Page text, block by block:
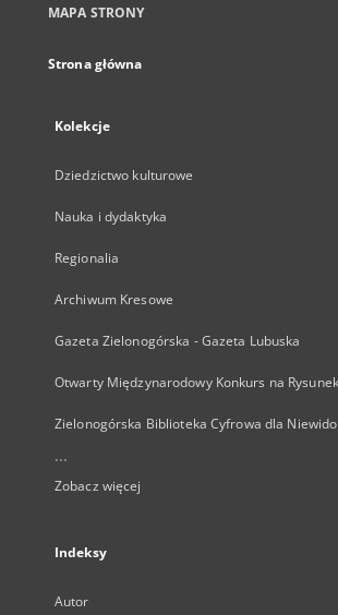
MAPA STRONY
Strona główna
Kolekcje
Dziedzictwo kulturowe
Nauka i dydaktyka
Regionalia
Archiwum Kresowe
Gazeta Zielonogórska - Gazeta Lubuska
Otwarty Międzynarodowy Konkurs na
Zielonogórska Biblioteka Cyfrowa dla
...
Zobacz więcej
Indeksy
Autor